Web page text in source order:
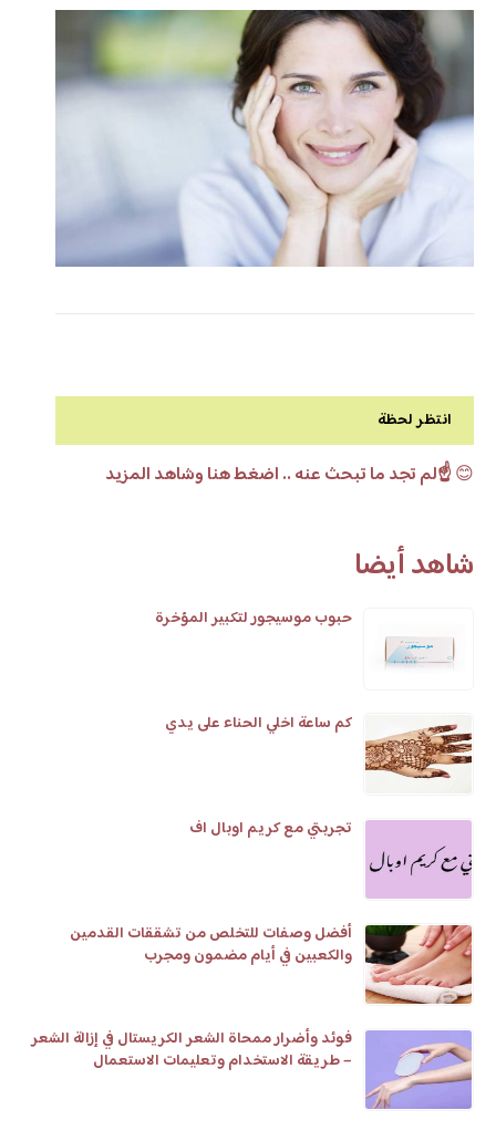
انتظر لحظة
😊☝️لم تجد ما تبحث عنه .. اضغط هنا وشاهد المزيد
شاهد أيضا
حبوب موسيجور لتكبير المؤخرة
كم ساعة اخلي الحناء على يدي
تجربتي مع كريم اوبال اف
أفضل وصفات للتخلص من تشققات القدمين
والكعبين في أيام مضمون ومجرب
فوئد وأضرار ممحاة الشعر الكريستال في إزالة الشعر
– طريقة الاستخدام وتعليمات الاستعمال